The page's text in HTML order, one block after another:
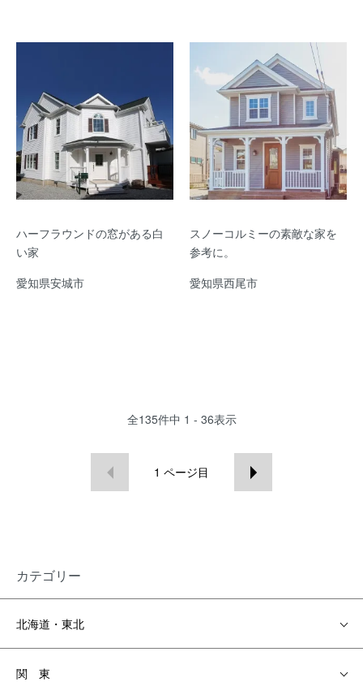
ハーフラウンドの窓がある白
い家
愛知県安城市
スノーコルミーの素敵な家を
参考に。
愛知県西尾市
全135件中 1 - 36表示
1 ページ目
カテゴリー
北海道・東北
関 東